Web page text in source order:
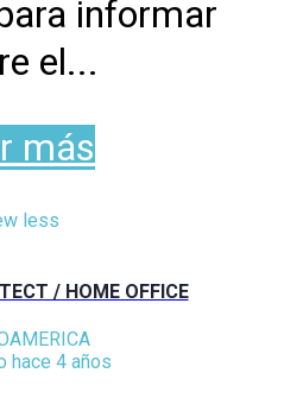
informar
el...
más
less
/ HOME OFFICE
hace 4 años